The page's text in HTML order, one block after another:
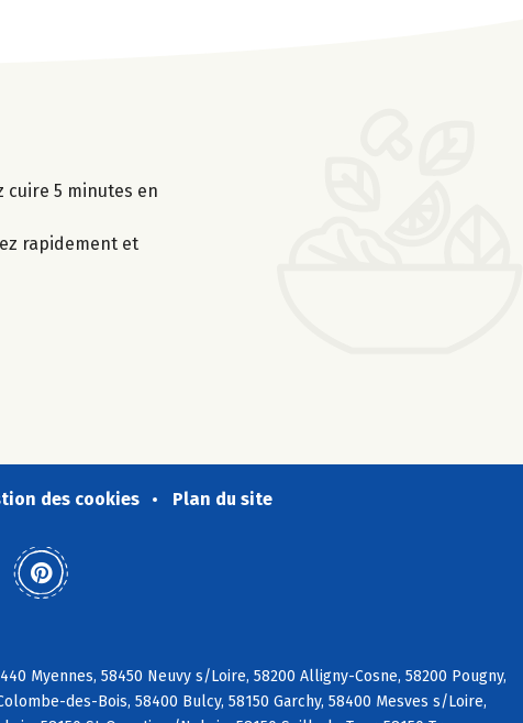
cuire 5 minutes en
rapidement et
des cookies Plan du site
Myennes, 58450 Neuvy s/Loire, 58200 Alligny-Cosne, 58200 Pougny,
des-Bois, 58400 Bulcy, 58150 Garchy, 58400 Mesves s/Loire,